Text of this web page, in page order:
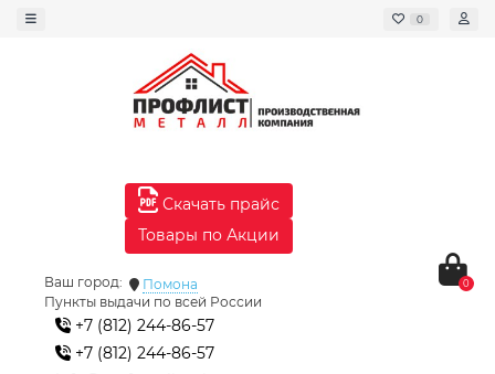
0
Скачать прайс
Товары по Акции
Ваш город:
Помона
Пункты выдачи по всей России
+7 (812) 244-86-57
+7 (812) 244-86-57
0